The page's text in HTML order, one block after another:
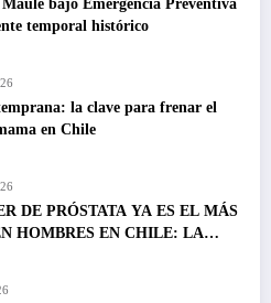
bajo Emergencia Preventiva
temporal histórico
la clave para frenar el
en Chile
DE PRÓSTATA YA ES EL MÁS
HOMBRES EN CHILE: LA